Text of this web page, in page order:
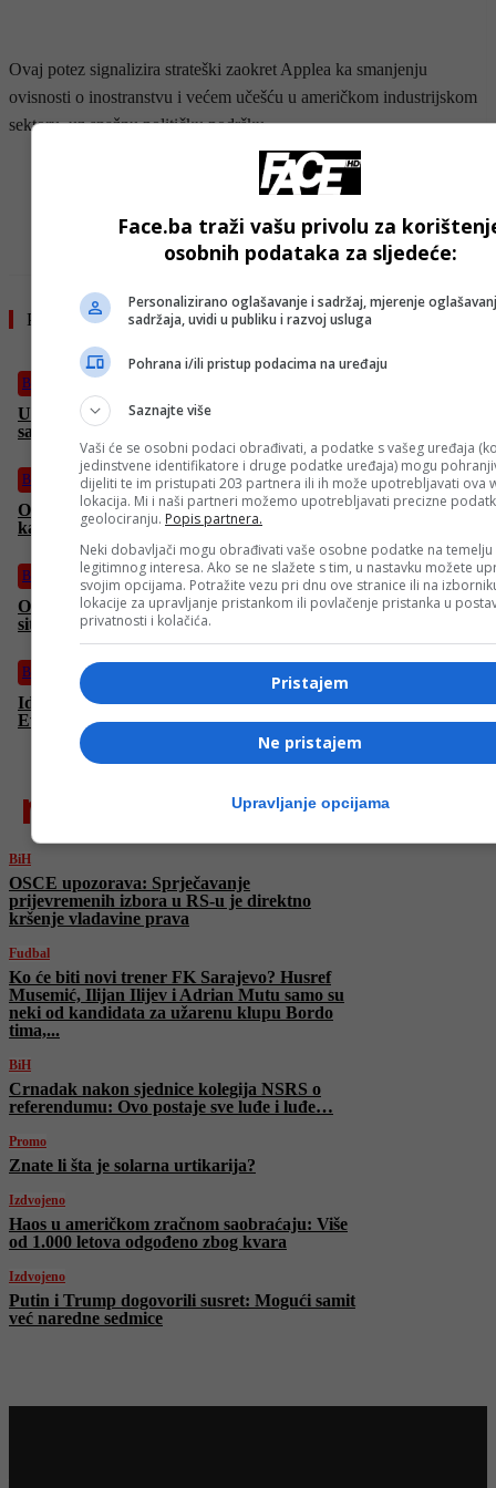
Ovaj potez signalizira strateški zaokret Applea ka smanjenju
ovisnosti o inostranstvu i većem učešću u američkom industrijskom
sektoru, uz snažnu političku podršku.
- OGLAS -
Pročitajte još
Biznis
U samo jednom danu zaradio 27 milijardi dolara: Zuckerberg
sada treći najbogatiji čovjek na svijetu
Biznis
Obratite pažnju na ovo: Evo kako timski napredak mijenja
karijeru svakog pojedinca
Biznis
Ovo su odlike pravih lidera koji uspješno upravljaju kriznim
situacijama
Biznis
Idete na odmor i tražite najpovoljnije opcije za sipanje goriva u
Evropi? Pročitajte sve što trebate znati prije putovanja
najnovije
BiH
OSCE upozorava: Sprječavanje
prijevremenih izbora u RS-u je direktno
kršenje vladavine prava
Fudbal
Ko će biti novi trener FK Sarajevo? Husref
Musemić, Ilijan Ilijev i Adrian Mutu samo su
neki od kandidata za užarenu klupu Bordo
tima,...
BiH
Crnadak nakon sjednice kolegija NSRS o
referendumu: Ovo postaje sve luđe i luđe…
Promo
Znate li šta je solarna urtikarija?
Izdvojeno
Haos u američkom zračnom saobraćaju: Više
od 1.000 letova odgođeno zbog kvara
Izdvojeno
Putin i Trump dogovorili susret: Mogući samit
već naredne sedmice
Face.ba traži vašu privolu za
osobnih podataka za sljedeće:
Personalizirano oglašavanje i sadržaj, mjerenje
sadržaja, uvidi u publiku i razvoj usluga
Pohrana i/ili pristup podacima na uređaju
Saznajte više
Vaši će se osobni podaci obrađivati, a podatke s vašeg uređaja
jedinstvene identifikatore i druge podatke uređaja) mogu
dijeliti te im pristupati 203 partnera ili ih može upotrebljavati ova
lokacija. Mi i naši partneri možemo upotrebljavati precizne
geolociranju. Popis partnera.
Neki dobavljači mogu obrađivati vaše osobne podatke na temelju
legitimnog interesa. Ako se ne slažete s tim, u nastavku možete
svojim opcijama. Potražite vezu pri dnu ove stranice ili na
lokacije za upravljanje pristankom ili povlačenje pristanka u
privatnosti i kolačića.
Pristajem
Ne pristajem
Upravljanje opcijama